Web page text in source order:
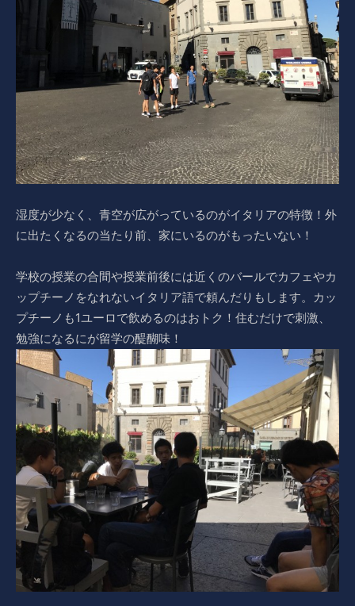
湿度が少なく、青空が広がっているのがイタリアの特徴！外
に出たくなるの当たり前、家にいるのがもったいない！
学校の授業の合間や授業前後には近くのバールでカフェやカ
ップチーノをなれないイタリア語で頼んだりもします。カッ
プチーノも1ユーロで飲めるのはおトク！住むだけで刺激、
勉強になるにが留学の醍醐味！